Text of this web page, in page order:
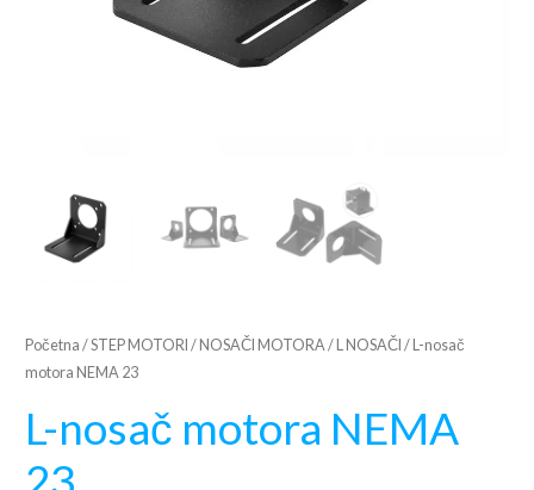
Početna /STEP MOTORI / NOSAČI MOTORA/ L NOSAČI / L-nosač
motora NEMA 23
L-nosač motora NEMA